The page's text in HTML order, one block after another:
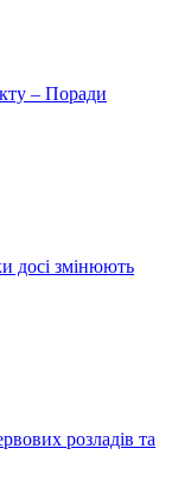
– Поради
досі змінюють
розладів та